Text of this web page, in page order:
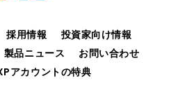
採用情報
投資家向け情報
製品ニュース
お問い合わせ
アカウントの特典